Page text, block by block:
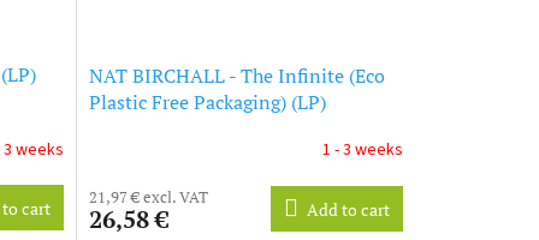
3 weeks
cart
NAT BIRCHALL - The Infinite (Eco
Plastic Free Packaging) (LP)
1 - 3 weeks
21,97 € excl. VAT
26,58 € Add to cart